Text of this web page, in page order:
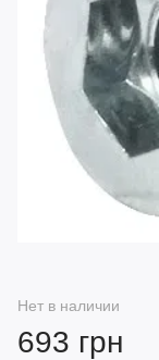
Нет в наличии
693 грн